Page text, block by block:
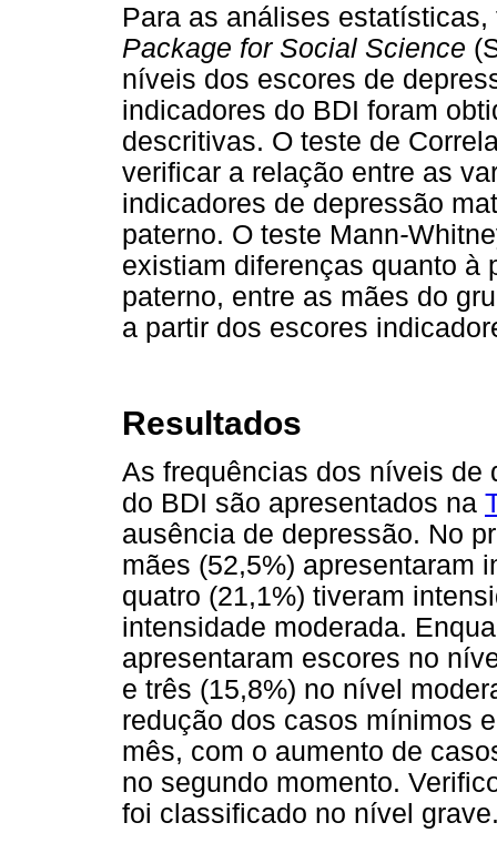
Para as análises
Package for Social Science
níveis dos escores de
indicadores do BDI foram
descritivas. O teste de
verificar a relação entre as
indicadores de depressão
paterno. O teste Mann-
existiam diferenças quanto à
paterno, entre as mães do
a partir dos escores
Resultados
As frequências dos níveis de
do BDI são apresentados na
ausência de depressão. No
mães (52,5%) apresentaram
quatro (21,1%) tiveram
intensidade moderada.
apresentaram escores no
e três (15,8%) no nível
redução dos casos mínimos
mês, com o aumento de
no segundo momento.
foi classificado no nível